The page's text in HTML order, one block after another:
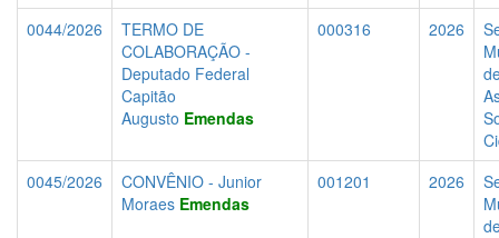
0044/2026
TERMO DE
COLABORAÇÃO -
Deputado Federal
Capitão
Augusto Emendas
000316 2026
0045/2026
CONVÊNIO - Junior
Moraes Emendas
001201 2026